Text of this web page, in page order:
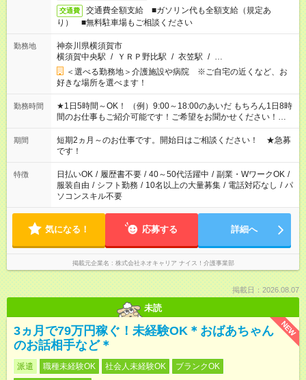
交通費
交通費全額支給 ■ガソリン代も全額支給（規定あ
り） ■無料駐車場もご相談ください
勤務地
神奈川県横須賀市
横須賀中央駅 / ＹＲＰ野比駅 / 衣笠駅 / …
＜選べる勤務地＞介護施設や病院 ※ご自宅の近くなど、お
好きな場所を選べます！
勤務時間
★1日5時間～OK！ （例）9:00～18:00のあいだ もちろん1日8時
間のお仕事もご紹介可能です！ご希望をお聞かせください！★家
庭の都合でお休みが必要な場合も遠慮なくご相談ください。 ※
週最低15時間以上の勤務が必要です
期間
短期2ヵ月～のお仕事です。開始日はご相談ください！ ★急募
です！
特徴 日払いOK / 履歴書不要 / 40～50代活躍中 / 副業・WワークOK /
服装自由 / シフト勤務 / 10名以上の大量募集 / 電話対応なし / パ
ソコンスキル不要
気になる！ 応募する 詳細へ
掲載元企業名 株式会社ネオキャリア ナイス！介護事業部
掲載日：2026.08.07
未読
NEW
3ヵ月で79万円稼ぐ！未経験OK＊おばあちゃん
のお話相手など＊
派遣 職種未経験OK 社会人未経験OK
ブランクOK